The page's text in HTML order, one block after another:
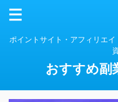
ポイントサイト・アフィリエ
おすすめ副